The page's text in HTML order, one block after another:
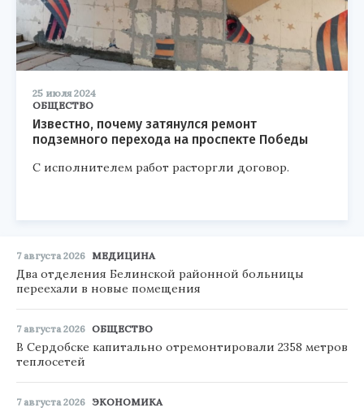
25 июля 2024
ОБЩЕСТВО
Известно, почему затянулся ремонт
подземного перехода на проспекте Победы
С исполнителем работ расторгли договор.
7 августа 2026 МЕДИЦИНА
Два отделения Белинской районной больницы
переехали в новые помещения
7 августа 2026 ОБЩЕСТВО
В Сердобске капитально отремонтировали 2358 метров
теплосетей
7 августа 2026 ЭКОНОМИКА